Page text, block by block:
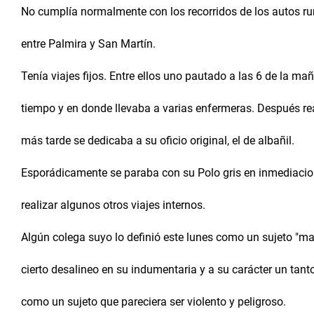
No cumplía normalmente con los recorridos de los autos
entre Palmira y San Martín.
Tenía viajes fijos. Entre ellos uno pautado a las 6 de la
tiempo y en donde llevaba a varias enfermeras. Después
más tarde se dedicaba a su oficio original, el de albañil.
Esporádicamente se paraba con su Polo gris en
realizar algunos otros viajes internos.
Algún colega suyo lo definió este lunes como un sujeto
cierto desalineo en su indumentaria y a su carácter un
como un sujeto que pareciera ser violento y peligroso.